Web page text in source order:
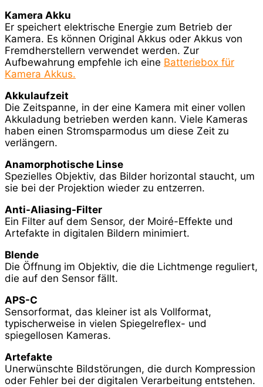
Kamera Akku
Er speichert elektrische Energie zum Betrieb der
Kamera. Es können Original Akkus oder Akkus von
Fremdherstellern verwendet werden. Zur
Aufbewahrung empfehle ich eine Batteriebox für
Kamera Akkus.
Akkulaufzeit
Die Zeitspanne, in der eine Kamera mit einer vollen
Akkuladung betrieben werden kann. Viele Kameras
haben einen Stromsparmodus um diese Zeit zu
verlängern.
Anamorphotische Linse
Spezielles Objektiv, das Bilder horizontal staucht, um
sie bei der Projektion wieder zu entzerren.
Anti-Aliasing-Filter
Ein Filter auf dem Sensor, der Moiré-Effekte und
Artefakte in digitalen Bildern minimiert.
Blende
Die Öffnung im Objektiv, die die Lichtmenge reguliert,
die auf den Sensor fällt.
APS-C
Sensorformat, das kleiner ist als Vollformat,
typischerweise in vielen Spiegelreflex- und
spiegellosen Kameras.
Artefakte
Unerwünschte Bildstörungen, die durch Kompression
oder Fehler bei der digitalen Verarbeitung entstehen.